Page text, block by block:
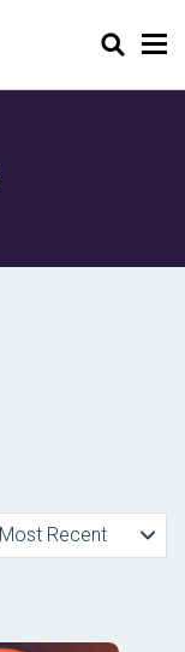
Pesquisar
Most Recent